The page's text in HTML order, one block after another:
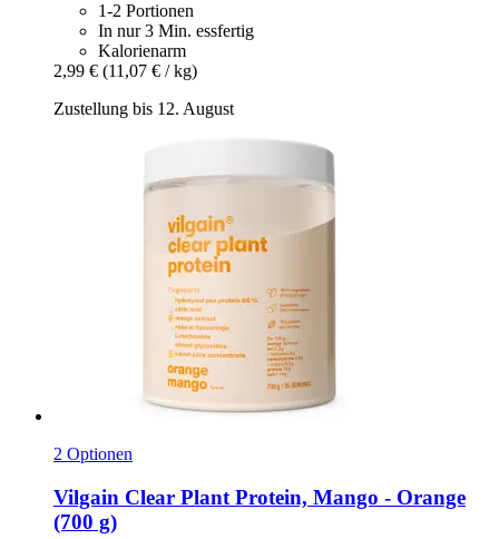
1-2 Portionen
In nur 3 Min. essfertig
Kalorienarm
2,99 € (11,07 € / kg)
Zustellung bis 12. August
2 Optionen
Vilgain Clear Plant Protein, Mango -​ Orange
(700 g)